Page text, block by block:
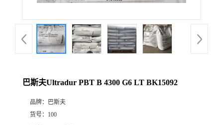
巴斯夫Ultradur PBT B 4300 G6 LT BK15092
品牌：
巴斯夫
货号： 100